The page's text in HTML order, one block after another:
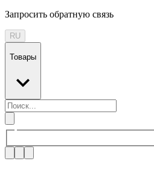
Запросить обратную связь
RU
Товары